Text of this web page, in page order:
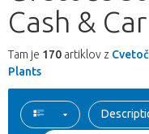
Cash &
Tam je 170 artiklov z
Plants